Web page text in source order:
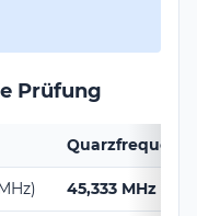
Prüfung
45,333 MHz -